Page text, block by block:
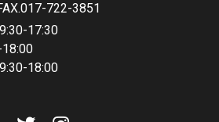
722-3851
17:30
18:00